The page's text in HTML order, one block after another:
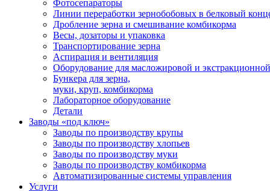
Фотосепараторы
Линии переработки зернобобовых в белковый
Дробление зерна и смешивание комбикорма
Весы, дозаторы и упаковка
Транспортирование зерна
Аспирация и вентиляция
Оборудование для масложировой и
Бункера для зерна,
муки, круп, комбикорма
Лабораторное оборудование
Детали
Заводы «под ключ»
Заводы по производству крупы
Заводы по производству хлопьев
Заводы по производству муки
Заводы по производству комбикорма
Автоматизированные системы управления
Услуги